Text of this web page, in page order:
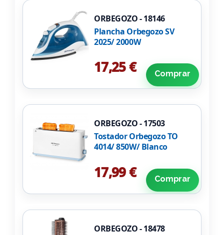
ORBEGOZO - 18146
Plancha Orbegozo SV
2025/ 2000W
17,25 € Comprar
ORBEGOZO - 17503
Tostador Orbegozo TO
4014/ 850W/ Blanco
17,99 € Comprar
ORBEGOZO - 18478